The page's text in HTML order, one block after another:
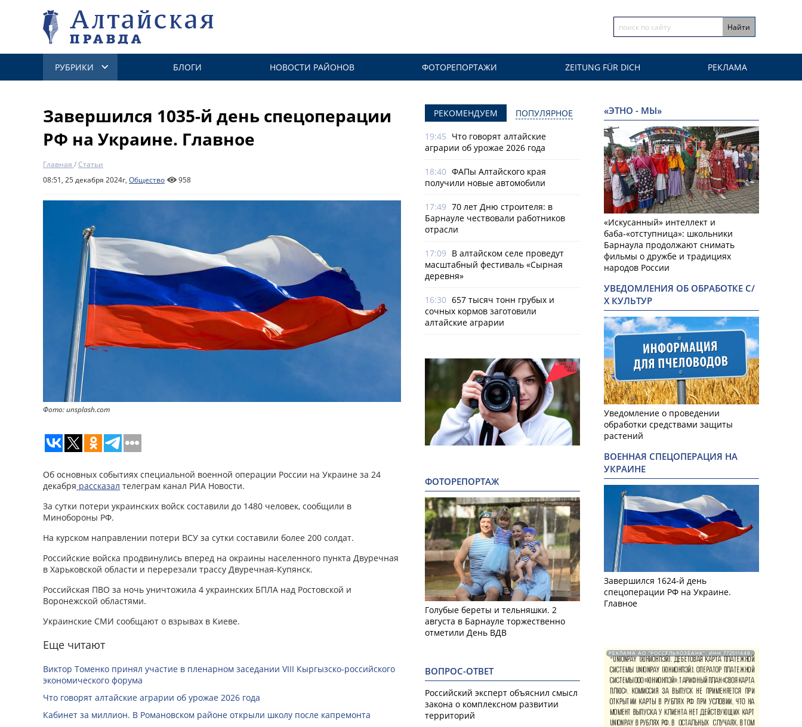
РУБРИКИ БЛОГИ НОВОСТИ РАЙОНОВ ФОТОРЕПОРТАЖИ ZEITUNG FÜR DICH РЕКЛАМА
Завершился 1035-й день спецоперации
РФ на Украине. Главное
Главная /Статьи
08:51, 25 декабря 2024г, Общество 958
Фото: unsplash.com
Об основных событиях специальной военной операции России на Украине за 24
декабря рассказал телеграм канал РИА Новости.
За сутки потери украинских войск составили до 1480 человек, сообщили в
Минобороны РФ.
На курском направлении потери ВСУ за сутки составили более 200 солдат.
Российские войска продвинулись вперед на окраины населенного пункта Двуречная
в Харьковской области и перерезали трассу Двуречная-Купянск.
Российская ПВО за ночь уничтожила 4 украинских БПЛА над Ростовской и
Воронежской областями.
Украинские СМИ сообщают о взрывах в Киеве.
Еще читают
Виктор Томенко принял участие в пленарном заседании VIII Кыргызско-российского
экономического форума
Что говорят алтайские аграрии об урожае 2026 года
Кабинет за миллион. В Романовском районе открыли школу после капремонта
РЕКОМЕНДУЕМ ПОПУЛЯРНОЕ
19:45 Что говорят алтайские
аграрии об урожае 2026 года
18:40 ФАПы Алтайского края
получили новые автомобили
17:49 70 лет Дню строителя: в
Барнауле чествовали работников
отрасли
17:09 В алтайском селе проведут
масштабный фестиваль «Сырная
деревня»
16:30 657 тысяч тонн грубых и
сочных кормов заготовили
алтайские аграрии
ФОТОРЕПОРТАЖ
Голубые береты и тельняшки. 2
августа в Барнауле торжественно
отметили День ВДВ
ВОПРОС-ОТВЕТ
Российский эксперт объяснил смысл
закона о комплексном развитии
территорий
«ЭТНО - МЫ»
«Искусанный» интеллект и
баба-«отступница»: школьники
Барнаула продолжают снимать
фильмы о дружбе и традициях
народов России
УВЕДОМЛЕНИЯ ОБ ОБРАБОТКЕ С/
Х КУЛЬТУР
Уведомление о проведении
обработки средствами защиты
растений
ВОЕННАЯ СПЕЦОПЕРАЦИЯ НА
УКРАИНЕ
Завершился 1624-й день
спецоперации РФ на Украине.
Главное
РЕКЛАМА АО "РОССЕЛЬХОЗБАНК". ИНН 772511448.